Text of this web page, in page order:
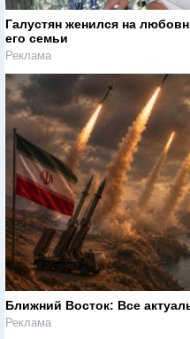
Галустян женился на
его семьи
Реклама
Ближний Восток: Все
Реклама